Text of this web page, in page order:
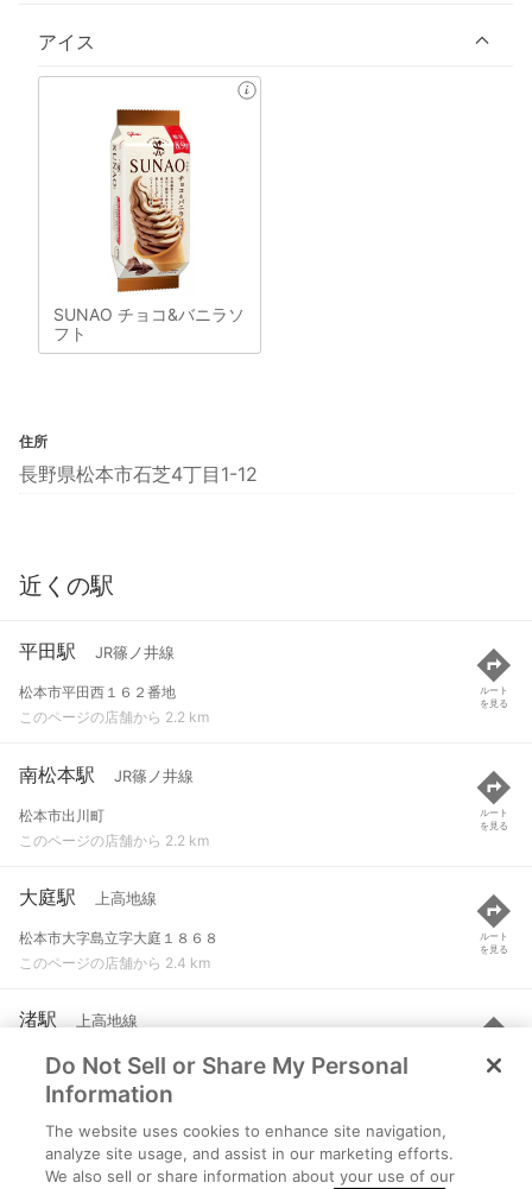
アイス
SUNAO チョコ&バニラソ
フト
住所
長野県松本市石芝4丁目1-12
近くの駅
平田駅 JR篠ノ井線
松本市平田西１６２番地
このページの店舗から 2.2 km
ルート
を見る
南松本駅 JR篠ノ井線
松本市出川町
このページの店舗から 2.2 km
ルート
を見る
大庭駅 上高地線
松本市大字島立字大庭１８６８
このページの店舗から 2.4 km
ルート
を見る
渚駅 上高地線
松本市渚３-９-４２
このページの店舗から 2.6 km
ルート
を見る
信濃荒井駅
松本市大字島立字荒井５５
Do Not Sell or Share My Personal
Information
The website uses cookies to enhance site navigation,
analyze site usage, and assist in our marketing efforts.
We also sell or share information about your use of our